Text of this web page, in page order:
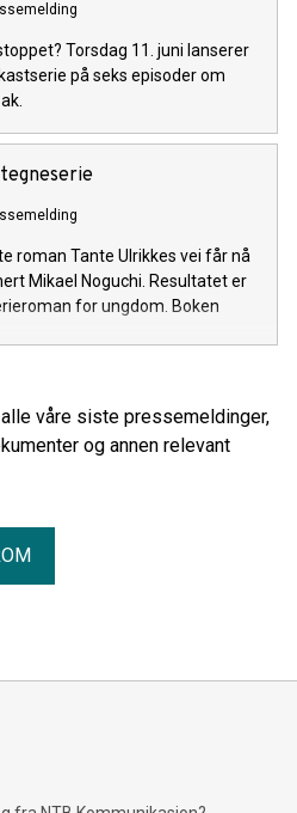
Torsdag 11. juni lanserer
på seks episoder om
roman Tante Ulrikkes vei får nå
Mikael Noguchi. Resultatet er
for ungdom. Boken
alle våre siste pressemeldinger,
og annen relevant